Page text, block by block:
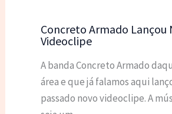
Concreto Armado Lançou
Videoclipe
A banda Concreto Armado
área e que já falamos aqui
passado novo videoclipe. A